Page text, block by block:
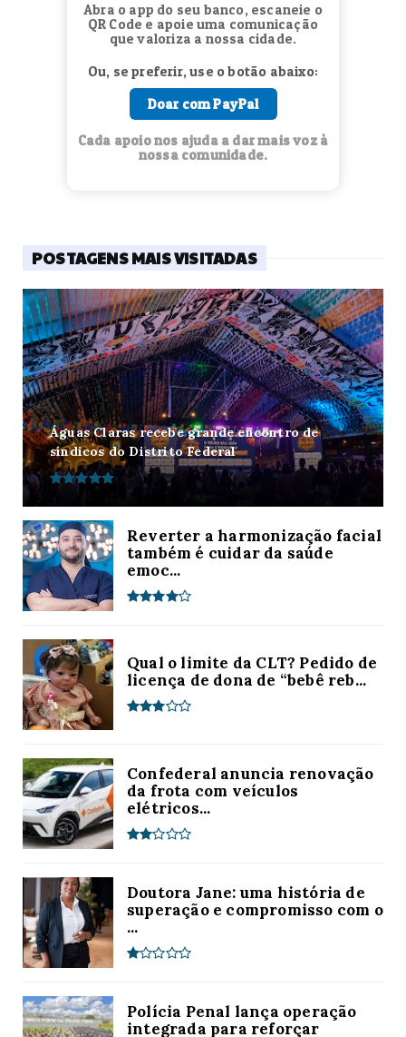
Abra o app do seu banco, escaneie o
QR Code e apoie uma comunicação
que valoriza a nossa cidade.
Ou, se preferir, use o botão abaixo:
Doar com PayPal
Cada apoio nos ajuda a dar mais voz à
nossa comunidade.
POSTAGENS MAIS VISITADAS
Águas Claras recebe grande encontro de
síndicos do Distrito Federal
Reverter a harmonização facial
também é cuidar da saúde
emoc...
Qual o limite da CLT? Pedido de
licença de dona de “bebê reb...
Confederal anuncia renovação
da frota com veículos
elétricos...
Doutora Jane: uma história de
superação e compromisso com o
...
Polícia Penal lança operação
integrada para reforçar